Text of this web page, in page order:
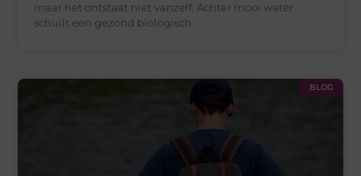
maar het ontstaat niet vanzelf. Achter mooi water
schuilt een gezond biologisch
BLOG